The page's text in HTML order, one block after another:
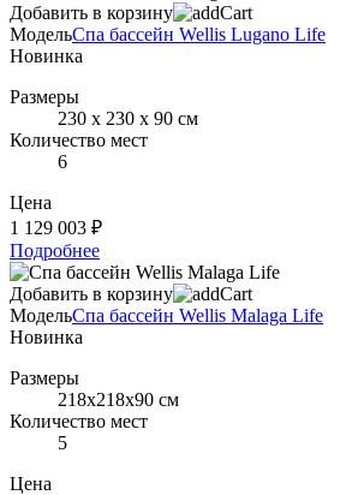
Добавить в корзину
МодельСпа бассейн Wellis Lugano Life
Новинка
Размеры
230 х 230 х 90 см
Количество мест
6
Цена
1 129 003 ₽
Подробнее
Добавить в корзину
МодельСпа бассейн Wellis Malaga Life
Новинка
Размеры
218х218х90 см
Количество мест
5
Цена